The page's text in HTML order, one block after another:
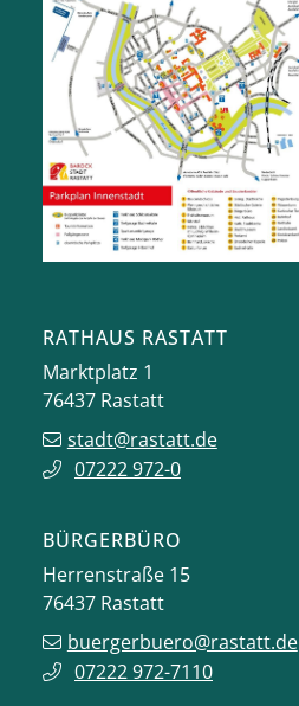
RATHAUS RASTATT
Marktplatz 1
76437 Rastatt
stadt@rastatt.de
07222 972-0
BÜRGERBÜRO
Herrenstraße 15
76437 Rastatt
buergerbuero@rastatt.de
07222 972-7110